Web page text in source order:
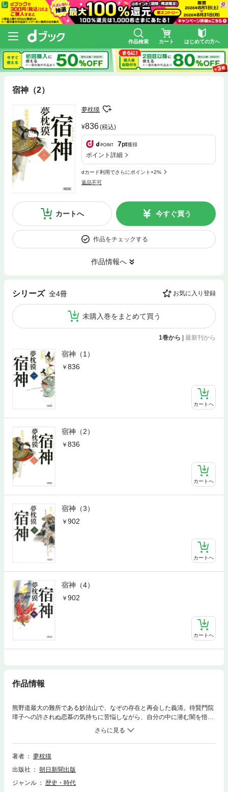
作品検索 カート はじめての方へ
宿神（2）
夢枕獏
836(税込)
7pt獲得
ポイント詳細
dカード利用でさらにポイント+2%
返品不可
カートへ 今すぐ買う
作品をチェックする
作品情報へ
シリーズ 全4冊 お気に入り登録
未購入巻をまとめて買う
1巻から | 最新刊から
宿神（1）
836
カートへ
宿神（2）
836
カートへ
宿神（3）
902
カートへ
宿神（4）
902
カートへ
作品情報
熊野道最大の難所である妙法山で、なぞの存在と再会した義清。待賢門院
璋子への許されぬ恋慕の気持ちに苦悩しながら、自分の中に潜む闇を悟
る。そして、鳥羽上皇の御前で一首の歌を詠んだことをきっかけに、つい
著者
夢枕獏
出版社
朝日新聞出版
ジャンル
歴史・時代